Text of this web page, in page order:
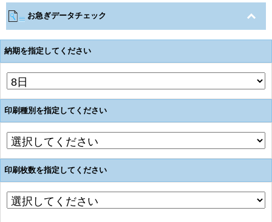
お急ぎデータチェック
納期を指定してください
印刷種別を指定してください
印刷枚数を指定してください